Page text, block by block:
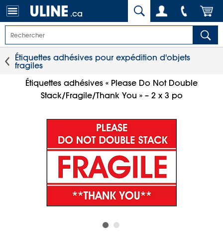
.ca
Étiquettes adhésives pour expédition d'objets
fragiles
Étiquettes adhésives « Please Do Not Double
Stack/Fragile/Thank You » – 2 x 3 po